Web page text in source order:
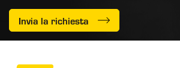
Invia la richiesta